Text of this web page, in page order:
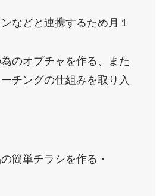
などと連携するため月１
のオプチャを作る、また
チングの仕組みを取り入
簡単チラシを作る・